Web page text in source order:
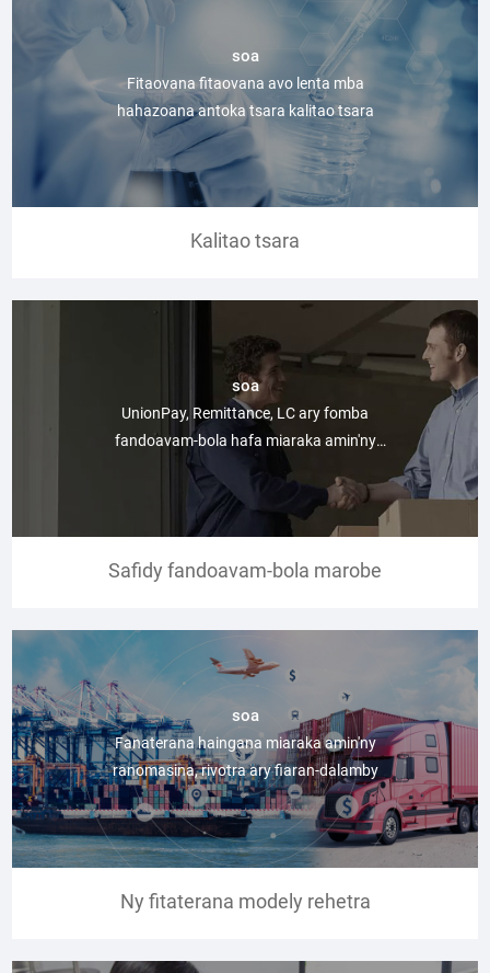
soa
Fitaovana fitaovana avo lenta mba
hahazoana antoka tsara kalitao tsara
Kalitao tsara
soa
UnionPay, Remittance, LC ary fomba
fandoavam-bola hafa miaraka amin'ny
fanohanana fanangonana marobe
Safidy fandoavam-bola marobe
soa
Fanaterana haingana miaraka amin'ny
ranomasina, rivotra ary fiaran-dalamby
Ny fitaterana modely rehetra